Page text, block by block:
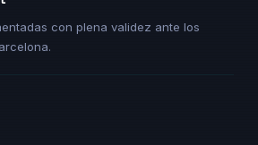
con plena validez ante los